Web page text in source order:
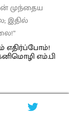
முந்தைய
இதில்